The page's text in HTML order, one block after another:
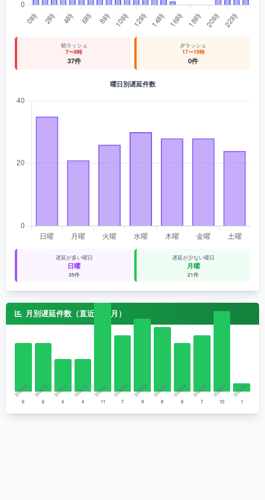
朝ラッシュ
7〜9時
37件
夕ラッシュ
17〜19時
0件
曜日別遅延件数
遅延が多い曜日
日曜
35件
遅延が少ない曜日
月曜
21件
月別遅延件数（直近12ヶ月）
2025/09
6
2025/10
6
2025/11
4
2025/12
4
2026/01
11
2026/02
7
2026/03
9
2026/04
8
2026/05
6
2026/06
7
2026/07
10
2026/08
1